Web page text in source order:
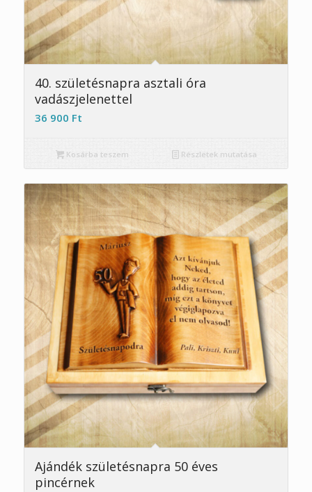
40. születésnapra asztali óra
vadászjelenettel
36 900 Ft
Kosárba teszem Részletek mutatása
Ajándék születésnapra 50 éves
pincérnek